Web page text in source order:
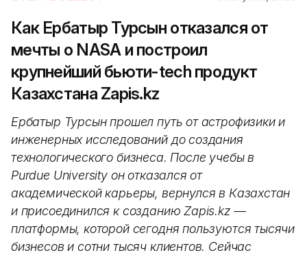
Как Ербатыр Турсын отказался от
мечты о NASA и построил
крупнейший бьюти-tech продукт
Казахстана Zapis.kz
Ербатыр Турсын прошел путь от астрофизики и
инженерных исследований до создания
технологического бизнеса. После учебы в
Purdue University он отказался от
академической карьеры, вернулся в Казахстан
и присоединился к созданию Zapis.kz —
платформы, которой сегодня пользуются тысячи
бизнесов и сотни тысяч клиентов. Сейчас